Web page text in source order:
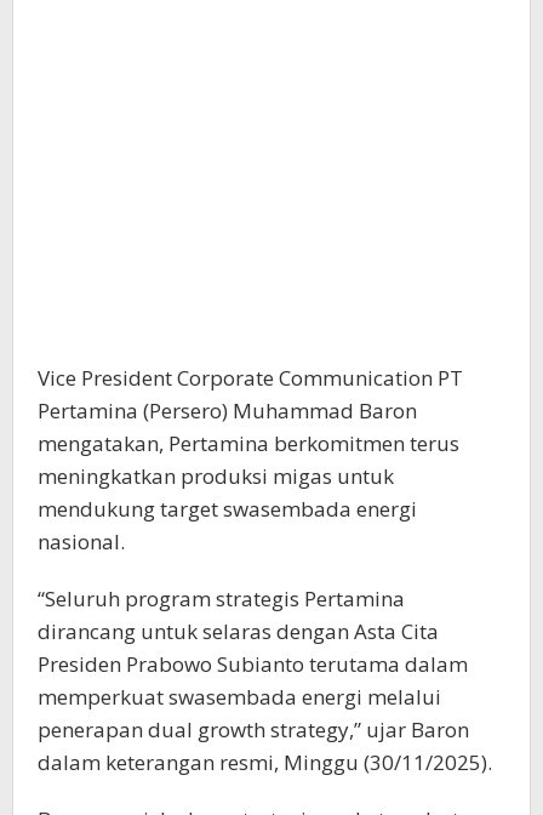
Vice President Corporate Communication PT
Pertamina (Persero) Muhammad Baron
mengatakan, Pertamina berkomitmen terus
meningkatkan produksi migas untuk
mendukung target swasembada energi
nasional.
“Seluruh program strategis Pertamina
dirancang untuk selaras dengan Asta Cita
Presiden Prabowo Subianto terutama dalam
memperkuat swasembada energi melalui
penerapan dual growth strategy,” ujar Baron
dalam keterangan resmi, Minggu (30/11/2025).